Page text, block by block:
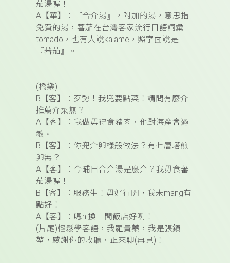
茄湯喔！
A 【華】 ：『 合介湯』，附加的湯，意思指
免費的湯，蕃茄在台灣客家流行日語詞彙
tomado，也有人說kalame，照字面說是
『蕃茄』。
(橋樂)
B 【客】 ： 歹勢！我兜要點菜！請問有麼介
推薦介菜無？
A 【客】 ： 我做毋得食豬肉，他對海產會過
敏。
B 【客】
：你兜介卵樣般做法？有七層塔煎
卵無？
A 【客】 ： 今晡日合介湯是麼介？我毋食蕃
茄湯喔！
B 【客】
：服務生！毋好行開，我未mang有
點好！
A 【客】
：嗯ni換一間飯店好咧！
(片尾)輕鬆學客語，我羅貴蓁，我是張鎮
堃，感謝你的收聽，正來聊(再見) ！